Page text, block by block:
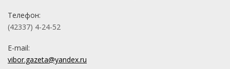
Телефон:
(42337) 4-24-52
E-mail:
vibor.gazeta@yandex.ru